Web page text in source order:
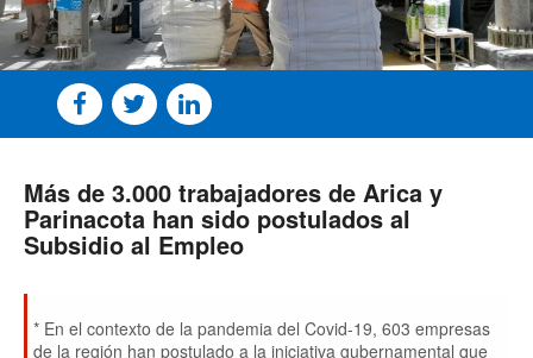
Más de 3.000 trabajadores de Arica y
Parinacota han sido postulados al
Subsidio al Empleo
* En el contexto de la pandemia del Covid-19, 603 empresas
de la región han postulado a la iniciativa gubernamental que